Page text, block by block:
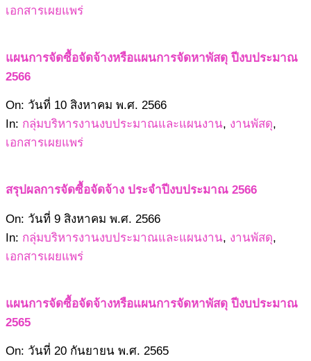
10
เอกสารเผยแพร่
แผนการจัดซื้อจัดจ้างหรือแผนการจัดหาพัสดุ ปีงบประมาณ
2566
2566-
08-
10
On: วันที่ 10 สิงหาคม พ.ศ. 2566
In: กลุ่มบริหารงานงบประมาณและแผนงาน, งานพัสดุ,
เอกสารเผยแพร่
สรุปผลการจัดซื้อจัดจ้าง ประจำปีงบประมาณ 2566
2566-
08-
09
On: วันที่ 9 สิงหาคม พ.ศ. 2566
In: กลุ่มบริหารงานงบประมาณและแผนงาน, งานพัสดุ,
เอกสารเผยแพร่
แผนการจัดซื้อจัดจ้างหรือแผนการจัดหาพัสดุ ปีงบประมาณ
2565
2565-
On: วันที่ 20 กันยายน พ.ศ. 2565